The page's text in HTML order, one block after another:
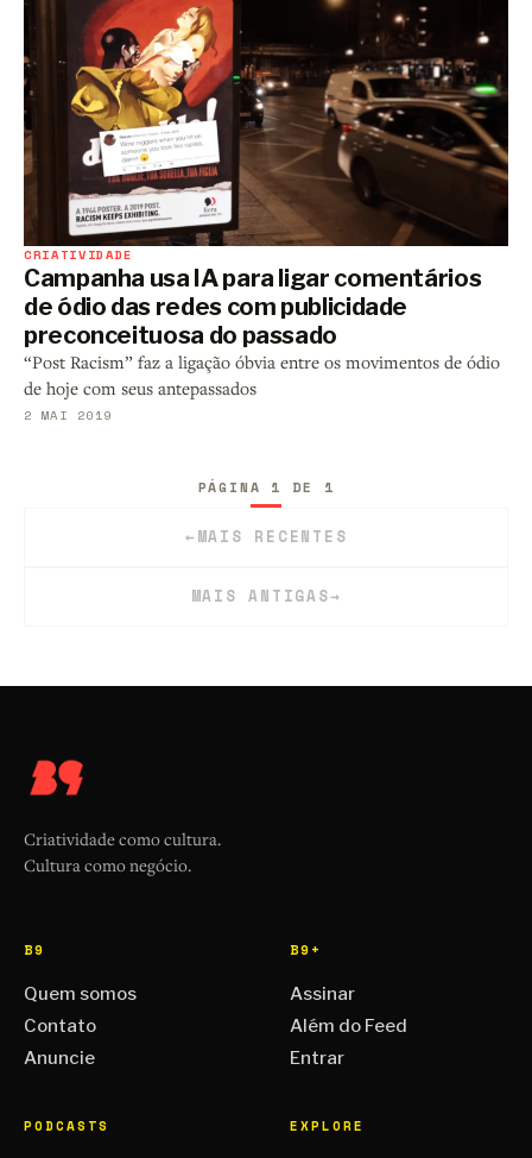
CRIATIVIDADE
Campanha usa IA para ligar comentários
de ódio das redes com publicidade
preconceituosa do passado
“Post Racism” faz a ligação óbvia entre os movimentos de ódio
de hoje com seus antepassados
2 MAI 2019
←MAIS RECENTES
PÁGINA 1 DE 1
MAIS ANTIGAS→
Criatividade como cultura.
Cultura como negócio.
B9
Quem somos
Contato
Anuncie
B9+
Assinar
Além do Feed
Entrar
PODCASTS EXPLORE